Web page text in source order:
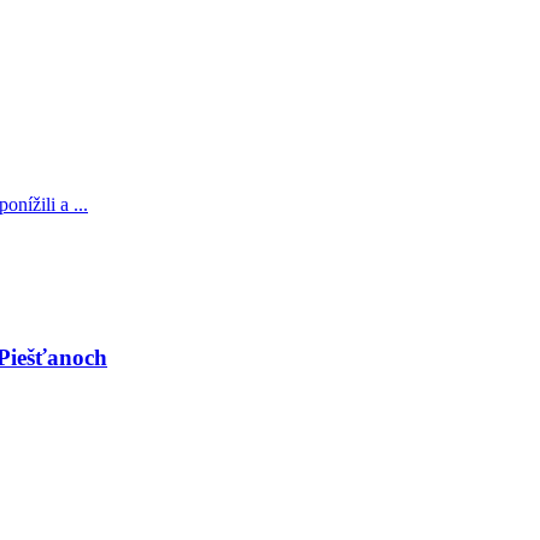
a ...